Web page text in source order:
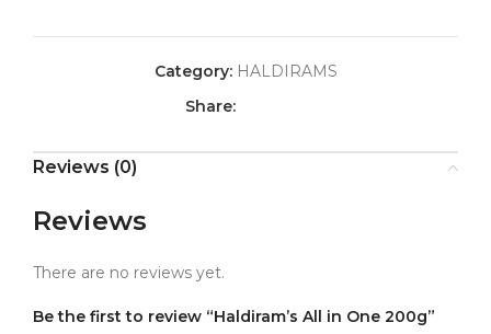
Category: HALDIRAMS
Share:
Reviews (0)
Reviews
There are no reviews yet.
Be the first to review “Haldiram’s All in One 200g”